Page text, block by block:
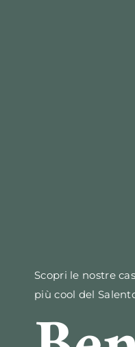
Scopri le nostre
più cool del